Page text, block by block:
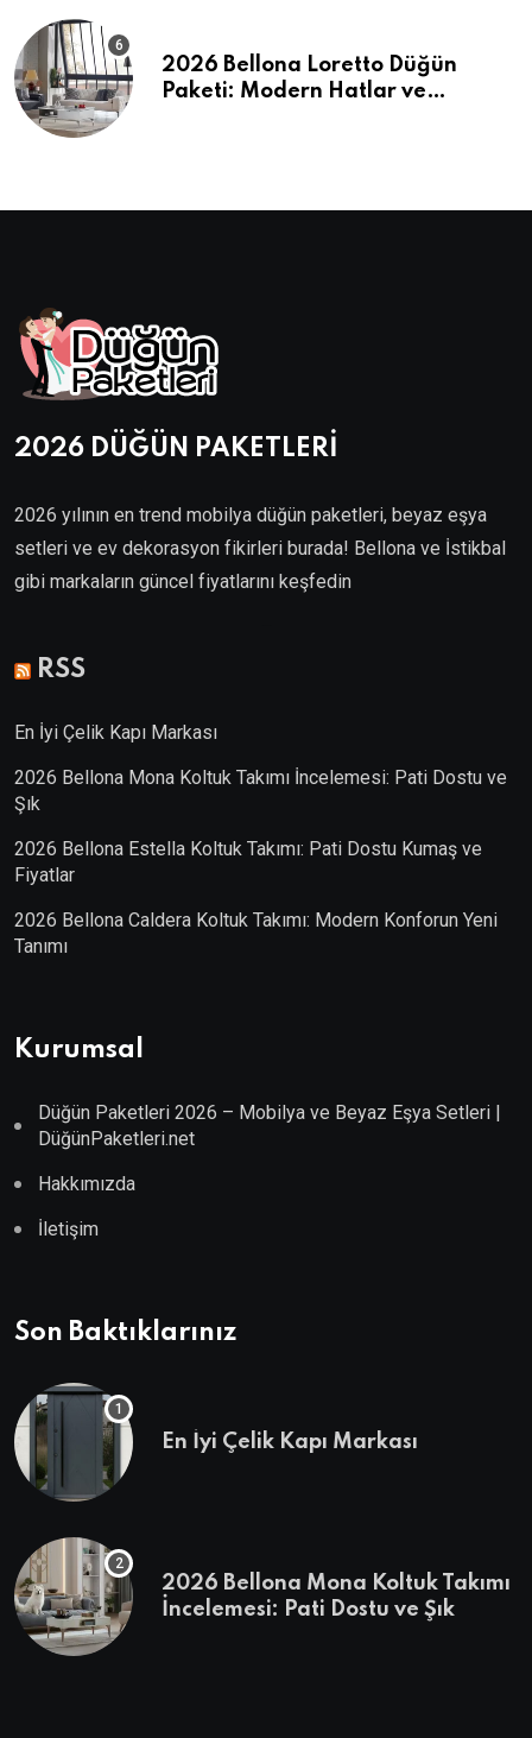
2026 Bellona Loretto Düğün
Paketi: Modern Hatlar ve
2026 DÜĞÜN PAKETLERİ
2026 yılının en trend mobilya düğün paketleri, beyaz eşya
setleri ve ev dekorasyon fikirleri burada! Bellona ve İstikbal
gibi markaların güncel fiyatlarını keşfedin
RSS
En İyi Çelik Kapı Markası
2026 Bellona Mona Koltuk Takımı İncelemesi: Pati Dostu ve
Şık
2026 Bellona Estella Koltuk Takımı: Pati Dostu Kumaş ve
Fiyatlar
2026 Bellona Caldera Koltuk Takımı: Modern Konforun Yeni
Tanımı
Kurumsal
Düğün Paketleri 2026 – Mobilya ve Beyaz Eşya Setleri |
DüğünPaketleri.net
Hakkımızda
İletişim
Son Baktıklarınız
En İyi Çelik Kapı Markası
2026 Bellona Mona Koltuk Takımı
İncelemesi: Pati Dostu ve Şık